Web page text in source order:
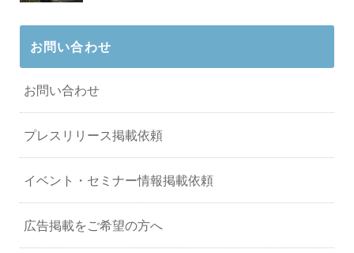
お問い合わせ
お問い合わせ
プレスリリース掲載依頼
イベント・セミナー情報掲載依頼
広告掲載をご希望の方へ